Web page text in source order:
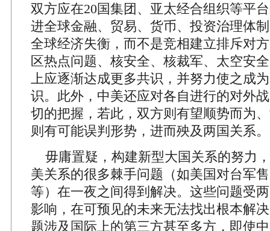
双方应在20国集团、亚太经合组织等平
进全球金融、贸易、货币、投资治理体
全球经济失衡，而不是竞相建立排斥对
区热点问题、核安全、核裁军、太空安
上应逐渐达成更多共识，并努力使之成
识。此外，中美还应对各自进行的对外
切的把握，若此，双方则有望顺势而为
则有可能误判形势，进而殃及两国关系。
毋庸置疑，构建新型大国关系的努力
美关系的很多棘手问题（如美国对台军
等）在一夜之间得到解决。这些问题受
影响，在可预见的未来无法找出根本解
题涉及国际上的第三方甚至多方，即使